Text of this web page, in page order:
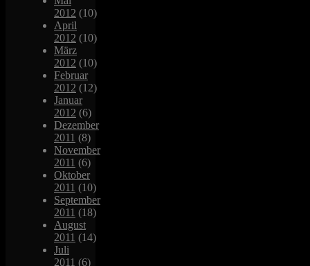
2012 (10)
April
2012 (10)
März
2012 (10)
Februar
2012 (12)
Januar
2012 (6)
Dezember
2011 (8)
November
2011 (6)
Oktober
2011 (10)
September
2011 (18)
August
2011 (14)
Juli
2011 (6)